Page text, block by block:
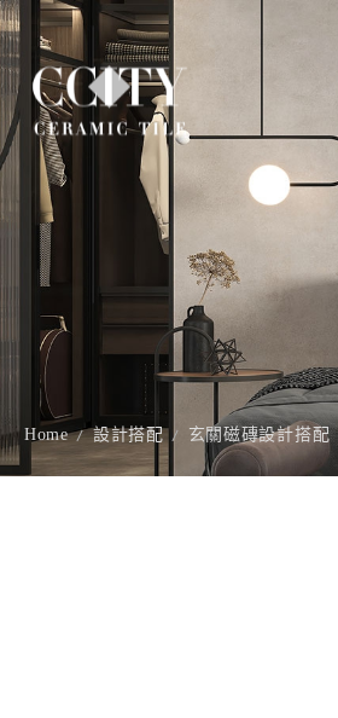
Home 設計搭配 玄關磁磚設計搭配